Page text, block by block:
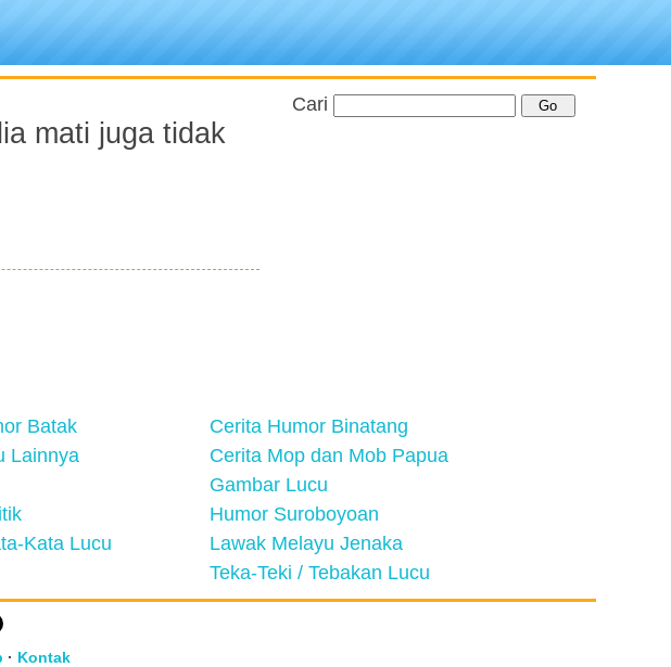
mati juga tidak
Cari
Batak
Cerita Humor Binatang
Lainnya
Cerita Mop dan Mob Papua
Gambar Lucu
Humor Suroboyoan
Kata Lucu
Lawak Melayu Jenaka
Teka-Teki / Tebakan Lucu
· Kontak